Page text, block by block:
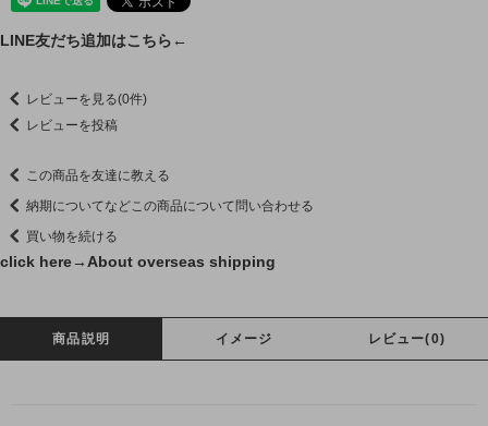
LINE友だち追加はこちら←
レビューを見る(0件)
レビューを投稿
この商品を友達に教える
納期についてなどこの商品について問い合わせる
買い物を続ける
click here→ About overseas shipping
商品説明 イメージ レビュー(0)